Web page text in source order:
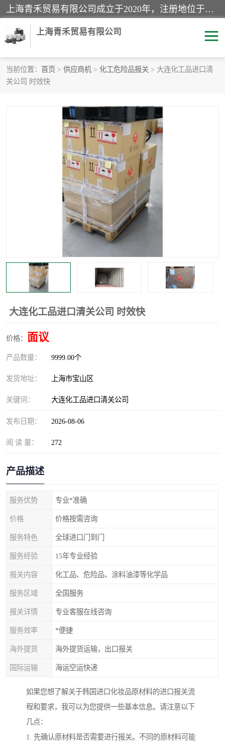
上海青禾贸易有限公司成立于2020年，注册地位于上海市宝山区。经营范围包括：机械设备、五金制品、劳防用品、电子产品、塑胶制品、家具、模具、纺织品、仪器仪表、建筑材料、装饰材料、化工产品、金属制品、机车配件等货物进出口报关、清关服务。
上海青禾贸易有限公司
当前位置： 首页 > 供应商机 > 化工危险品报关 > 大连化工品进口清
关公司 时效快
大连化工品进口清关公司 时效快
价格： 面议
产品数量： 9999.00个
发货地址： 上海市宝山区
关键词： 大连化工品进口清关公司
发布日期： 2026-08-06
阅 读 量： 272
产品描述
服务优势 专业*准确
价格 价格按需咨询
服务特色 全球进口门到门
服务经验 15年专业经验
报关内容 化工品、危险品、涂料油漆等化学品
服务区域 全国服务
报关详情 专业客服在线咨询
服务效率 *便捷
海外提货 海外提货运输，出口报关
国际运输 海运空运快递
如果您想了解关于韩国进口化妆品原材料的进口报关流
程和要求，我可以为您提供一些基本信息。请注意以下
几点：
1. 先确认原材料是否需要进行报关。不同的原材料可能
酒类饮料报关
服装进口清关
进口杂货清关
家用电器报关 机床进口清关
国际灯具清关